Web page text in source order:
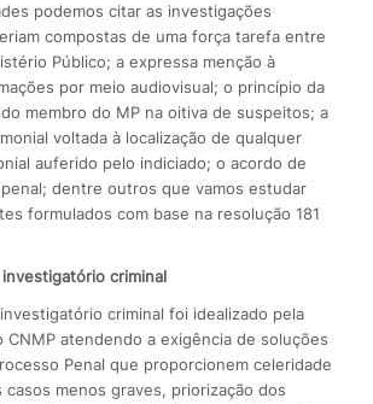
podemos citar as investigações
compostas de uma força tarefa entre
Público; a expressa menção à
por meio audiovisual; o princípio da
membro do MP na oitiva de suspeitos; a
voltada à localização de qualquer
auferido pelo indiciado; o acordo de
dentre outros que vamos estudar
formulados com base na resolução 181
criminal
criminal foi idealizado pela
CNMP atendendo a exigência de soluções
Penal que proporcionem celeridade
casos menos graves, priorização dos